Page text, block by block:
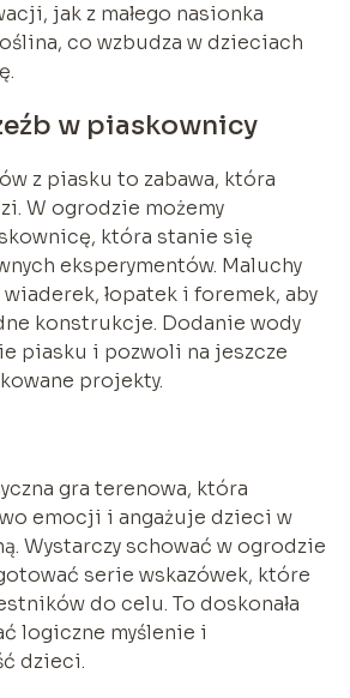
jak z małego nasionka
co wzbudza w dzieciach
w piaskownicy
z piasku to zabawa, która
W ogrodzie możemy
która stanie się
eksperymentów. Maluchy
łopatek i foremek, aby
konstrukcje. Dodanie wody
piasku i pozwoli na jeszcze
projekty.
gra terenowa, która
emocji i angażuje dzieci w
Wystarczy schować w ogrodzie
serie wskazówek, które
do celu. To doskonała
logiczne myślenie i
dzieci.